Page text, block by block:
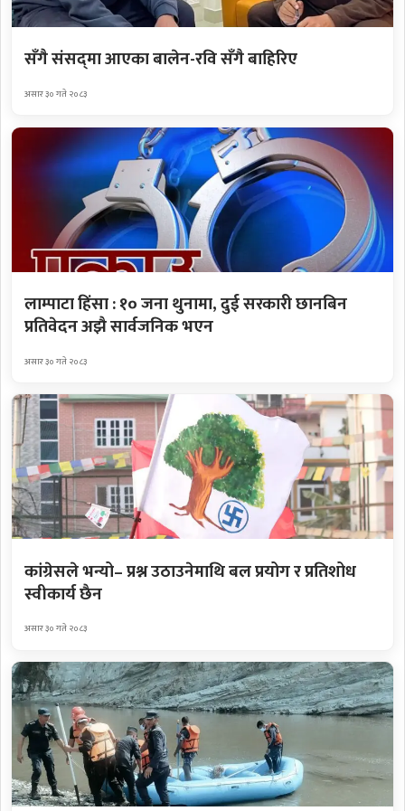
सँगै संसद्‌मा आएका बालेन-रवि सँगै बाहिरिए
असार ३० गते २०८३
लाम्पाटा हिंसा : १० जना थुनामा, दुई सरकारी छानबिन
प्रतिवेदन अझै सार्वजनिक भएन
असार ३० गते २०८३
कांग्रेसले भन्यो– प्रश्न उठाउनेमाथि बल प्रयोग र प्रतिशोध
स्वीकार्य छैन
असार ३० गते २०८३